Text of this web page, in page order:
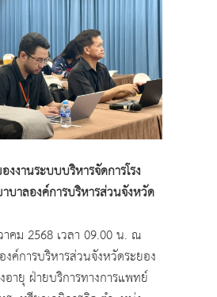
งานระบบบริหารจัดการโรง
บาลองค์การบริหารส่วนจังหวัด
2568 เวลา 09.00 น. ณ
ค์การบริหารส่วนจังหวัดระยอง
ายุ ฝ่ายบริการทางการแพทย์